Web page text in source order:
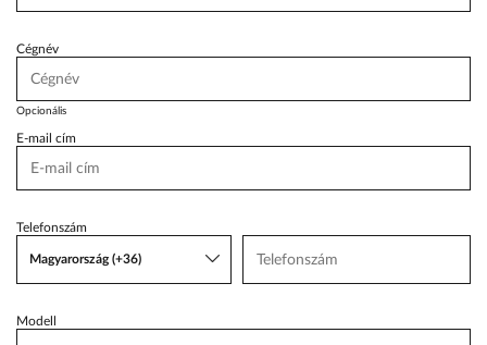
Tesla Approved Body Shop
Toyota Schiller
VW Haszonjárművek
Karosszéria Centrum
Cégnév
Opcionális
E-mail cím
Telefonszám
Magyarország (+36)
Modell